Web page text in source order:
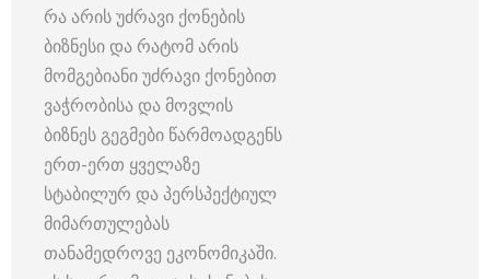
რა არის უძრავი ქონების
ბიზნესი და რატომ არის
მომგებიანი უძრავი ქონებით
ვაჭრობისა და მოვლის
ბიზნეს გეგმები წარმოადგენს
ერთ-ერთ ყველაზე
სტაბილურ და პერსპექტიულ
მიმართულებას
თანამედროვე ეკონომიკაში.